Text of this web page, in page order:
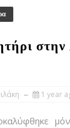
στην
1 year